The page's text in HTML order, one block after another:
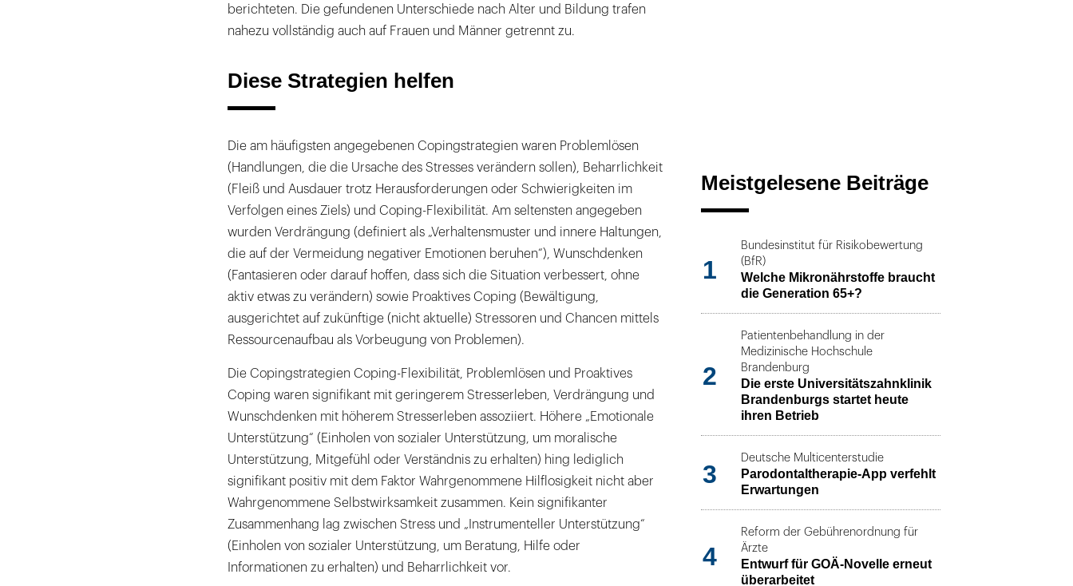
berichteten. Die gefundenen Unterschiede nach Alter und Bildung trafen
nahezu vollständig auch auf Frauen und Männer getrennt zu.
Diese Strategien helfen
Die am häufigsten angegebenen Copingstrategien waren Problemlösen
(Handlungen, die die Ursache des Stresses verändern sollen), Beharrlichkeit
(Fleiß und Ausdauer trotz Herausforderungen oder Schwierigkeiten im
Verfolgen eines Ziels) und Coping-Flexibilität. Am seltensten angegeben
wurden Verdrängung (definiert als „Verhaltensmuster und innere Haltungen,
die auf der Vermeidung negativer Emotionen beruhen“), Wunschdenken
(Fantasieren oder darauf hoffen, dass sich die Situation verbessert, ohne
aktiv etwas zu verändern) sowie Proaktives Coping (Bewältigung,
ausgerichtet auf zukünftige (nicht aktuelle) Stressoren und Chancen mittels
Ressourcenaufbau als Vorbeugung von Problemen).
Die Copingstrategien Coping-Flexibilität, Problemlösen und Proaktives
Coping waren signifikant mit geringerem Stresserleben, Verdrängung und
Wunschdenken mit höherem Stresserleben assoziiert. Höhere „Emotionale
Unterstützung“ (Einholen von sozialer Unterstützung, um moralische
Unterstützung, Mitgefühl oder Verständnis zu erhalten) hing lediglich
signifikant positiv mit dem Faktor Wahrgenommene Hilflosigkeit nicht aber
Wahrgenommene Selbstwirksamkeit zusammen. Kein signifikanter
Zusammenhang lag zwischen Stress und „Instrumenteller Unterstützung“
(Einholen von sozialer Unterstützung, um Beratung, Hilfe oder
Informationen zu erhalten) und Beharrlichkeit vor.
Meistgelesene Beiträge
1
Bundesinstitut für Risikobewertung
(BfR)
Welche Mikronährstoffe braucht
die Generation 65+?
2
Patientenbehandlung in der
Medizinische Hochschule
Brandenburg
Die erste Universitätszahnklinik
Brandenburgs startet heute
ihren Betrieb
3
Deutsche Multicenterstudie
Parodontaltherapie-App verfehlt
Erwartungen
4
Reform der Gebührenordnung für
Ärzte
Entwurf für GOÄ-Novelle erneut
überarbeitet